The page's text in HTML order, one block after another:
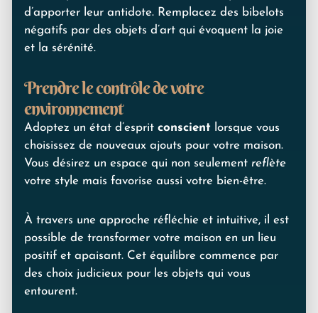
d’apporter leur antidote. Remplacez des bibelots
négatifs par des objets d’art qui évoquent la joie
et la sérénité.
Prendre le contrôle de votre
environnement
Adoptez un état d’esprit conscient lorsque vous
choisissez de nouveaux ajouts pour votre maison.
Vous désirez un espace qui non seulement reflète
votre style mais favorise aussi votre bien-être.
À travers une approche réfléchie et intuitive, il est
possible de transformer votre maison en un lieu
positif et apaisant. Cet équilibre commence par
des choix judicieux pour les objets qui vous
entourent.